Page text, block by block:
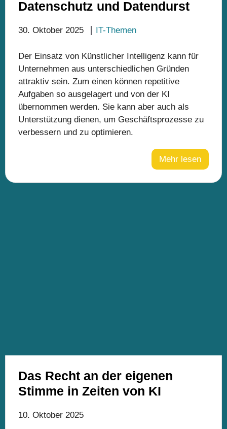
Datenschutz und Datendurst
30. Oktober 2025 IT-Themen
Der Einsatz von Künstlicher Intelligenz kann für
Unternehmen aus unterschiedlichen Gründen
attraktiv sein. Zum einen können repetitive
Aufgaben so ausgelagert und von der KI
übernommen werden. Sie kann aber auch als
Unterstützung dienen, um Geschäftsprozesse zu
verbessern und zu optimieren.
Mehr lesen
Das Recht an der eigenen
Stimme in Zeiten von KI
10. Oktober 2025